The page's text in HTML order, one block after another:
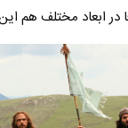
ابعاد مختلف هم